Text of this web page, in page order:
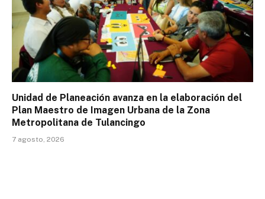
Unidad de Planeación avanza en la elaboración del
Plan Maestro de Imagen Urbana de la Zona
Metropolitana de Tulancingo
7 agosto, 2026